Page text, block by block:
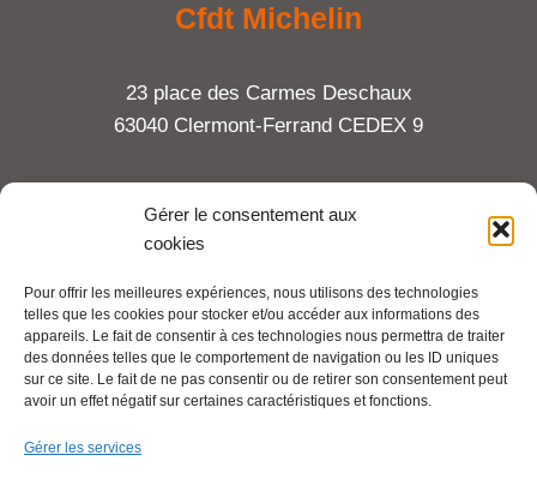
Gérer le consentement aux
cookies
Pour offrir les meilleures expériences, nous utilisons des technologies
telles que les cookies pour stocker et/ou accéder aux informations des
appareils. Le fait de consentir à ces technologies nous permettra de traiter
des données telles que le comportement de navigation ou les ID uniques
sur ce site. Le fait de ne pas consentir ou de retirer son consentement peut
avoir un effet négatif sur certaines caractéristiques et fonctions.
Gérer les services
Cfdt Michelin
23 place des Carmes Deschaux
63040 Clermont-Ferrand CEDEX 9
Tel : 06 65 27 23 81
Mentions légales
Pour aller plus loin :